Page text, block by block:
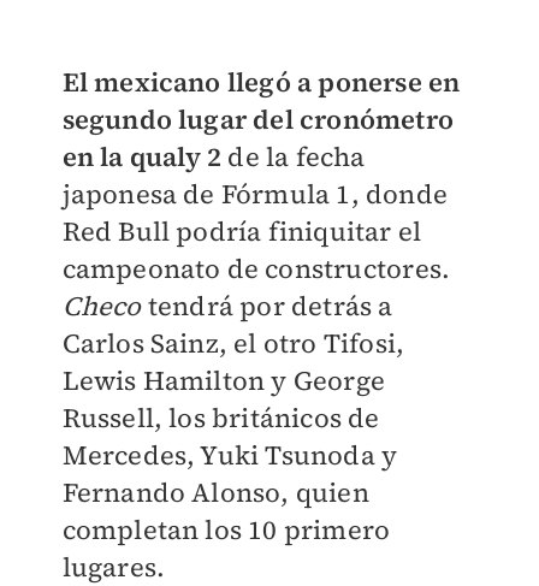
El mexicano llegó a ponerse en
segundo lugar del cronómetro
en la qualy 2 de la fecha
japonesa de Fórmula 1, donde
Red Bull podría finiquitar el
campeonato de constructores.
Checotendrá por detrás a
Carlos Sainz, el otro Tifosi,
Lewis Hamilton y George
Russell, los británicos de
Mercedes, Yuki Tsunoda y
Fernando Alonso, quien
completan los 10 primero
lugares.